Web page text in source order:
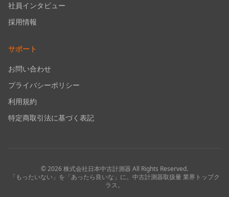
社員インタビュー
採用情報
サポート
お問い合わせ
プライバシーポリシー
利用規約
特定商取引法に基づく表記
©2026株式会社日本中古計測器 All Rights Reserved.
「もったいない」を「あったら良いな」に。中古計測器取扱量 業界トップク
ラス。